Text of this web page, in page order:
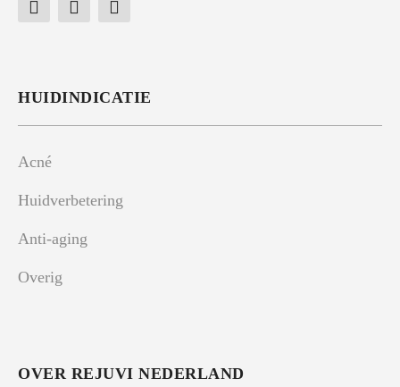
HUIDINDICATIE
Acné
Huidverbetering
Anti-aging
Overig
OVER REJUVI NEDERLAND